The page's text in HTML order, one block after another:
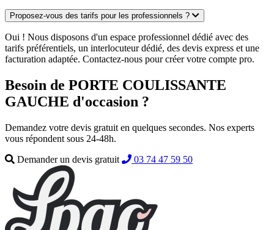
Proposez-vous des tarifs pour les professionnels ?
Oui ! Nous disposons d'un espace professionnel dédié avec des
tarifs préférentiels, un interlocuteur dédié, des devis express et une
facturation adaptée. Contactez-nous pour créer votre compte pro.
Besoin de PORTE COULISSANTE
GAUCHE d'occasion ?
Demandez votre devis gratuit en quelques secondes. Nos experts
vous répondent sous 24-48h.
Demander un devis gratuit
03 74 47 59 50